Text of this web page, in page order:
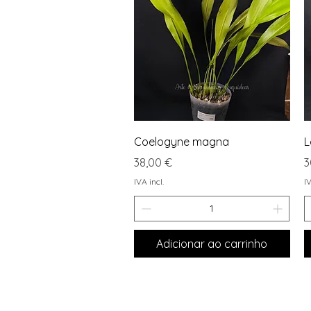
Visualização rápida
Coelogyne magna
Preço
38,00 €
IVA incl.
Adicionar ao carrinho